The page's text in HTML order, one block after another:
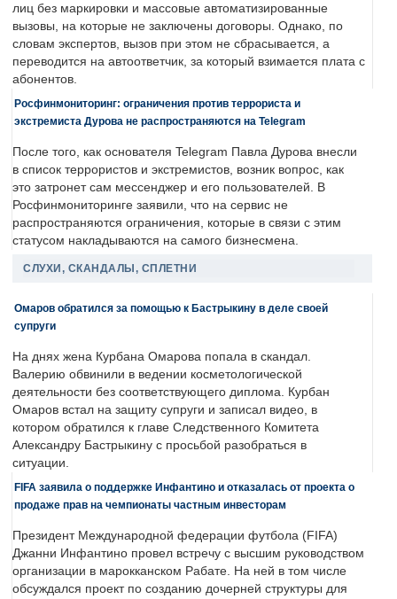
лиц без маркировки и массовые автоматизированные
вызовы, на которые не заключены договоры. Однако, по
словам экспертов, вызов при этом не сбрасывается, а
переводится на автоответчик, за который взимается плата с
абонентов.
Росфинмониторинг: ограничения против террориста и
экстремиста Дурова не распространяются на Telegram
После того, как основателя Telegram Павла Дурова внесли
в список террористов и экстремистов, возник вопрос, как
это затронет сам мессенджер и его пользователей. В
Росфинмониторинге заявили, что на сервис не
распространяются ограничения, которые в связи с этим
статусом накладываются на самого бизнесмена.
СЛУХИ, СКАНДАЛЫ, СПЛЕТНИ
Омаров обратился за помощью к Бастрыкину в деле своей
супруги
На днях жена Курбана Омарова попала в скандал.
Валерию обвинили в ведении косметологической
деятельности без соответствующего диплома. Курбан
Омаров встал на защиту супруги и записал видео, в
котором обратился к главе Следственного Комитета
Александру Бастрыкину с просьбой разобраться в
ситуации.
FIFA заявила о поддержке Инфантино и отказалась от проекта о
продаже прав на чемпионаты частным инвесторам
Президент Международной федерации футбола (FIFA)
Джанни Инфантино провел встречу с высшим руководством
организации в марокканском Рабате. На ней в том числе
обсуждался проект по созданию дочерней структуры для